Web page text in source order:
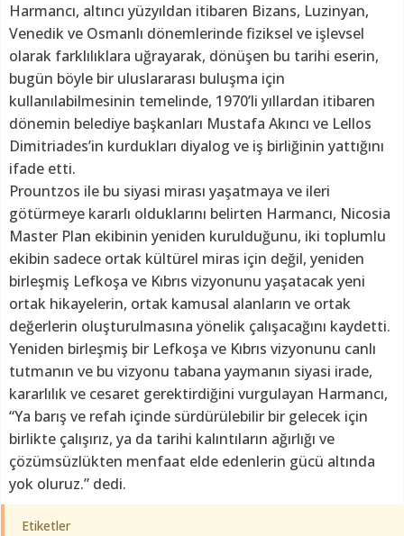
Harmancı, altıncı yüzyıldan itibaren Bizans, Luzinyan,
Venedik ve Osmanlı dönemlerinde fiziksel ve işlevsel
olarak farklılıklara uğrayarak, dönüşen bu tarihi eserin,
bugün böyle bir uluslararası buluşma için
kullanılabilmesinin temelinde, 1970’li yıllardan itibaren
dönemin belediye başkanları Mustafa Akıncı ve Lellos
Dimitriades’in kurdukları diyalog ve iş birliğinin yattığını
ifade etti.
Prountzos ile bu siyasi mirası yaşatmaya ve ileri
götürmeye kararlı olduklarını belirten Harmancı, Nicosia
Master Plan ekibinin yeniden kurulduğunu, iki toplumlu
ekibin sadece ortak kültürel miras için değil, yeniden
birleşmiş Lefkoşa ve Kıbrıs vizyonunu yaşatacak yeni
ortak hikayelerin, ortak kamusal alanların ve ortak
değerlerin oluşturulmasına yönelik çalışacağını kaydetti.
Yeniden birleşmiş bir Lefkoşa ve Kıbrıs vizyonunu canlı
tutmanın ve bu vizyonu tabana yaymanın siyasi irade,
kararlılık ve cesaret gerektirdiğini vurgulayan Harmancı,
“Ya barış ve refah içinde sürdürülebilir bir gelecek için
birlikte çalışırız, ya da tarihi kalıntıların ağırlığı ve
çözümsüzlükten menfaat elde edenlerin gücü altında
yok oluruz.” dedi.
Etiketler